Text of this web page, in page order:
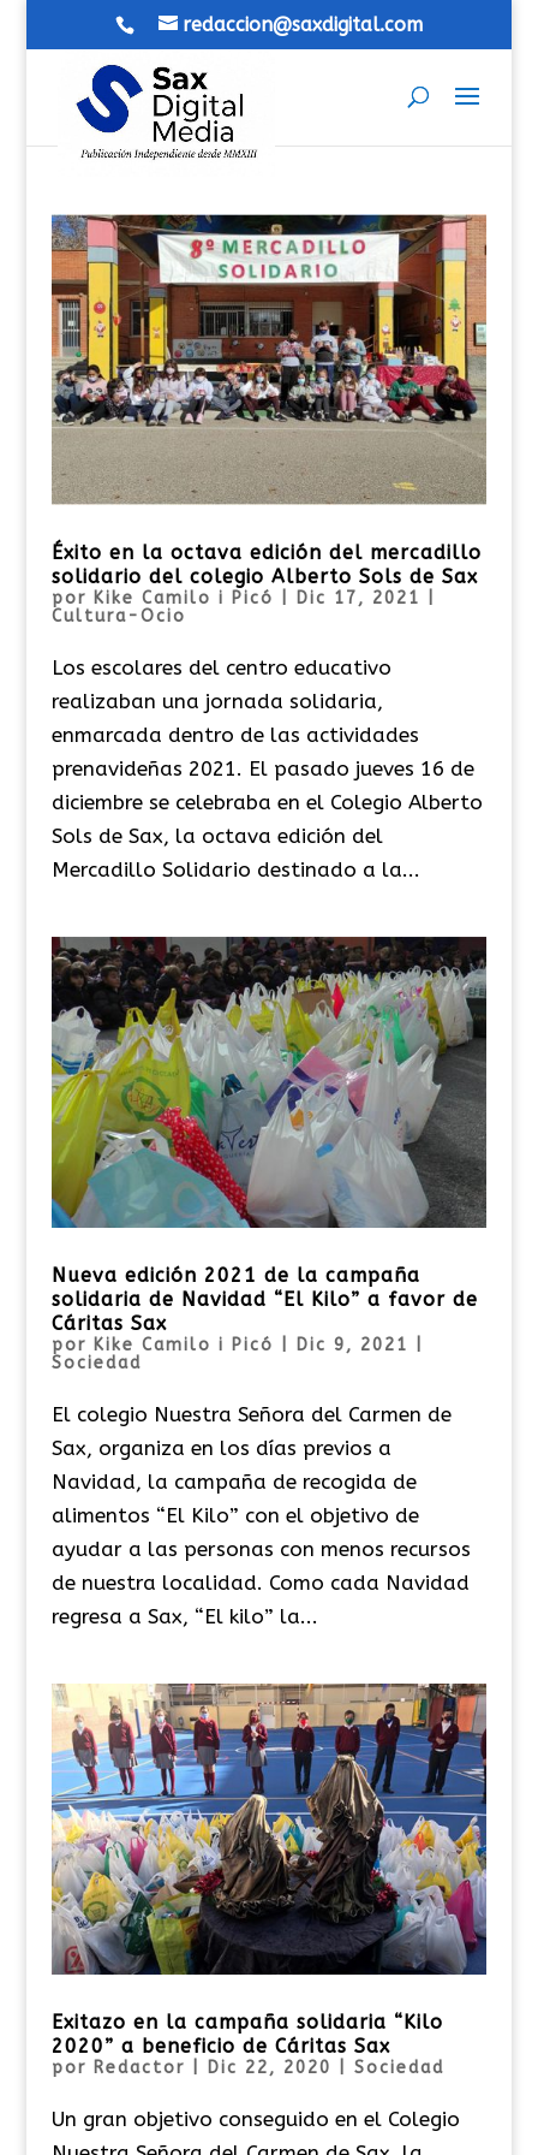
redaccion@saxdigital.com
Éxito en la octava edición del mercadillo
solidario del colegio Alberto Sols de Sax
por Kike Camilo i Picó Dic 17, 2021
Cultura-Ocio
Los escolares del centro educativo
realizaban una jornada solidaria,
enmarcada dentro de las actividades
prenavideñas 2021. El pasado jueves 16 de
diciembre se celebraba en el Colegio Alberto
Sols de Sax, la octava edición del
Mercadillo Solidario destinado a la...
Nueva edición 2021 de la campaña
solidaria de Navidad “El Kilo” a favor de
Cáritas Sax
por Kike Camilo i Picó Dic 9, 2021
Sociedad
El colegio Nuestra Señora del Carmen de
Sax, organiza en los días previos a
Navidad, la campaña de recogida de
alimentos “El Kilo” con el objetivo de
ayudar a las personas con menos recursos
de nuestra localidad. Como cada Navidad
regresa a Sax, “El kilo” la...
Exitazo en la campaña solidaria “Kilo
2020” a beneficio de Cáritas Sax
por Redactor Dic 22, 2020 Sociedad
Un gran objetivo conseguido en el Colegio